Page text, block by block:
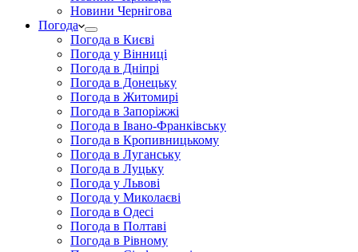
Новини Чернігова
Погода
Погода в Києві
Погода у Вінниці
Погода в Дніпрі
Погода в Донецьку
Погода в Житомирі
Погода в Запоріжжі
Погода в Івано-Франківську
Погода в Кропивницькому
Погода в Луганську
Погода в Луцьку
Погода у Львові
Погода у Миколаєві
Погода в Одесі
Погода в Полтаві
Погода в Рівному